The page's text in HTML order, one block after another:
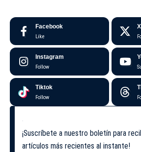
Facebook
Like
X
Instagram
Follow
Tiktok
Follow
¡Suscríbete a nuestro boletín para
artículos más recientes al instante!